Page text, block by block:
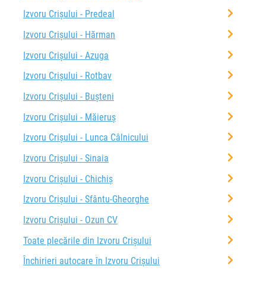
Izvoru Crișului - Predeal
Izvoru Crișului - Hărman
Izvoru Crișului - Azuga
Izvoru Crișului - Rotbav
Izvoru Crișului - Bușteni
Izvoru Crișului - Măieruș
Izvoru Crișului - Lunca Câlnicului
Izvoru Crișului - Sinaia
Izvoru Crișului - Chichiș
Izvoru Crișului - Sfântu-Gheorghe
Izvoru Crișului - Ozun CV
Toate plecările din Izvoru Crișului
Închirieri autocare în Izvoru Crișului